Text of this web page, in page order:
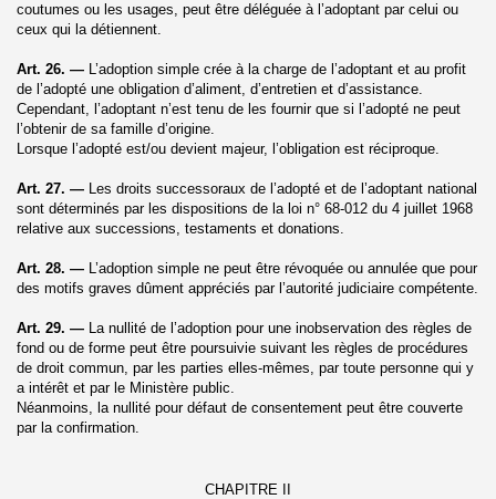
coutumes ou les usages, peut être déléguée à l’adoptant par celui ou
ceux qui la détiennent.
Art. 26. — L’adoption simple crée à la charge de l’adoptant et au profit
de l’adopté une obligation d’aliment, d’entretien et d’assistance.
Cependant, l’adoptant n’est tenu de les fournir que si l’adopté ne peut
l’obtenir de sa famille d’origine.
Lorsque l’adopté est/ou devient majeur, l’obligation est réciproque.
Art. 27. — Les droits successoraux de l’adopté et de l’adoptant national
sont déterminés par les dispositions de la loi n° 68-012 du 4 juillet 1968
relative aux successions, testaments et donations.
Art. 28. — L’adoption simple ne peut être révoquée ou annulée que pour
des motifs graves dûment appréciés par l’autorité judiciaire compétente.
Art. 29. — La nullité de l’adoption pour une inobservation des règles de
fond ou de forme peut être poursuivie suivant les règles de procédures
de droit commun, par les parties elles-mêmes, par toute personne qui y
a intérêt et par le Ministère public.
Néanmoins, la nullité pour défaut de consentement peut être couverte
par la confirmation.
CHAPITRE II